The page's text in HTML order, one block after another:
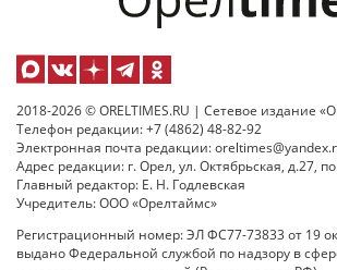
2018-2026 © ORELTIMES.RU | Сетевое издание
Телефон редакции: +7 (4862) 48-82-92
Электронная почта редакции:
Адрес редакции: г. Орел, ул. Октябрьская, д.27,
Главный редактор: Е. Н. Годлевская
Учредитель: ООО «Орелтаймс»
Регистрационный номер: ЭЛ ФС77-73833 от 19
выдано Федеральной службой по надзору в